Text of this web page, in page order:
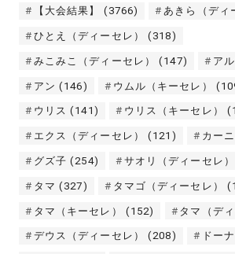
【大会結果】 (3766) あきら（ディ
ひとえ（ディーセレ） (318)
みこみこ（ディーセレ） (147) ア
アン (146) ウムル（キーセレ）
ウリス (141) ウリス（キーセレ）
エクス（ディーセレ） (121) カー
グズ子 (254) サオリ（ディーセレ）
タマ (327) タマゴ（ディーセレ）
タマ（キーセレ） (152) タマ（ディ
デウス（ディーセレ） (208) ドーナ